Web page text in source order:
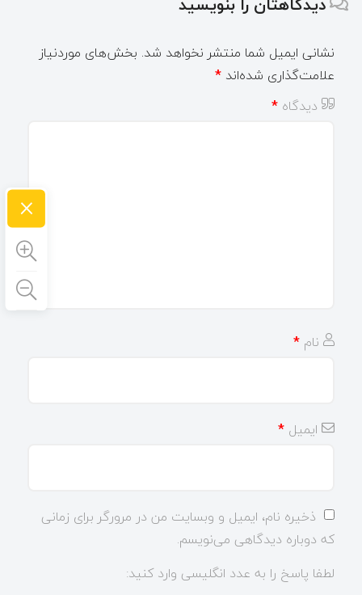
نشانی ایمیل شما منتشر نخواهد شد. بخش‌های موردنیاز
علامت‌گذاری شده‌اند *
دیدگاه *
نام *
ایمیل *
ذخیره نام، ایمیل و وبسایت من در مرورگر برای زمانی
که دوباره دیدگاهی می‌نویسم.
لطفا پاسخ را به عدد انگلیسی وارد کنید:
×